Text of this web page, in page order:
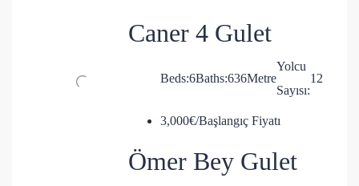
Caner 4 Gulet
Beds:6Baths:636Metre
Yolcu
Sayısı:
12
3,000€/Başlangıç Fiyatı
Ömer Bey Gulet